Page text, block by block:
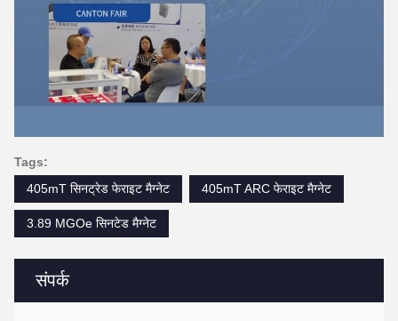
संपर्क
Tags:
405mT सिनट्रेड फेराइट मैग्नेट
405mT ARC फेराइट मैग्नेट
3.89 MGOe सिनटेड मैग्नेट